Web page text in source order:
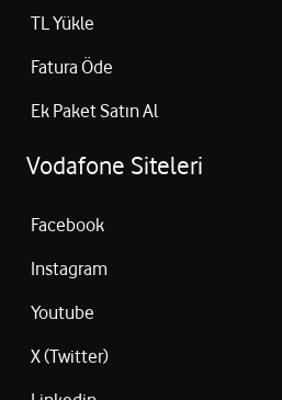
TL Yükle
Fatura Öde
Ek Paket Satın Al
Vodafone Siteleri
Facebook
Instagram
Youtube
X (Twitter)